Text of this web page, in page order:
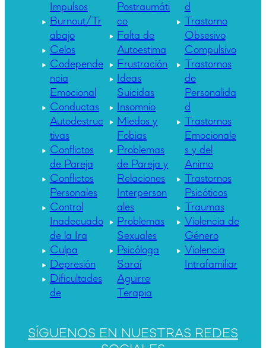
Impulsos
Burnout/Tr
abajo
Celos
Codepende
ncia
Emocional
Conductas
Autodestruc
tivas
Conflictos
de Pareja
Conflictos
Personales
Control
Inadecuado
de la Ira
Culpa
Depresión
Dificultades
de
Postraumáti
co
Falta de
Autoestima
Frustración
Ideas
Suicidas
Insomnio
Miedos y
Fobias
Problemas
de Pareja y
Relaciones
Interperson
ales
Problemas
Sexuales
Psicóloga
Saraí
Aguirre
Terapia
d
Trastorno
Obsesivo
Compulsivo
Trastornos
de
Personalida
d
Trastornos
Emocionale
s y del
Animo
Trastornos
Psicóticos
Traumas
Violencia de
Género
Violencia
Intrafamiliar
SÍGUENOS EN NUESTRAS REDES